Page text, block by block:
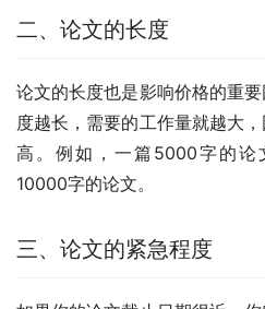
二、论文的长度
论文的长度也是影响价格的重
度越长，需要的工作量就越大
高。例如，一篇5000字的论
10000字的论文。
三、论文的紧急程度